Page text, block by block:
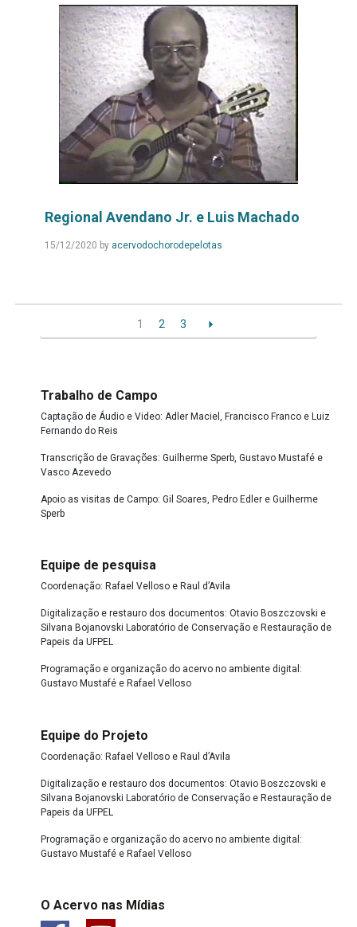
Regional Avendano Jr. e Luis Machado
15/12/2020 by acervodochorodepelotasLeia
1 2 3
Trabalho de Campo
Captação de Áudio e Video: Adler Maciel, Francisco Franco e Luiz
Fernando do Reis
Transcrição de Gravações: Guilherme Sperb, Gustavo Mustafé e
Vasco Azevedo
Apoio as visitas de Campo: Gil Soares, Pedro Edler e Guilherme
Sperb
Equipe de pesquisa
Coordenação: Rafael Velloso e Raul d’Avila
Digitalização e restauro dos documentos: Otavio Boszczovski e
Silvana Bojanovski Laboratório de Conservação e Restauração de
Papeis da UFPEL
Programação e organização do acervo no ambiente digital:
Gustavo Mustafé e Rafael Velloso
Equipe do Projeto
Coordenação: Rafael Velloso e Raul d’Avila
Digitalização e restauro dos documentos: Otavio Boszczovski e
Silvana Bojanovski Laboratório de Conservação e Restauração de
Papeis da UFPEL
Programação e organização do acervo no ambiente digital:
Gustavo Mustafé e Rafael Velloso
O Acervo nas Mídias